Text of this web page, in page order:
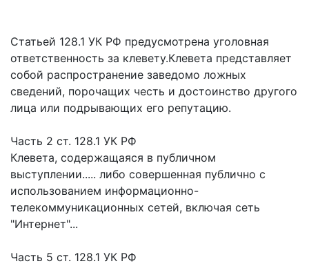
Статьей 128.1 УК РФ предусмотрена уголовная
ответственность за клевету.Клевета представляет
собой распространение заведомо ложных
сведений, порочащих честь и достоинство другого
лица или подрывающих его репутацию.
Часть 2 ст. 128.1 УК РФ
Клевета, содержащаяся в публичном
выступлении..... либо совершенная публично с
использованием информационно-
телекоммуникационных сетей, включая сеть
"Интернет"...
Часть 5 ст. 128.1 УК РФ